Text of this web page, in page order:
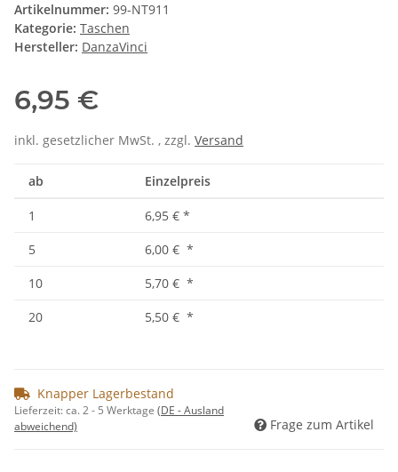
Artikelnummer: 99-NT911
Kategorie: Taschen
Hersteller: DanzaVinci
6,95 €
inkl. gesetzlicher MwSt. , zzgl. Versand
ab Einzelpreis
1 6,95 € *
5
6,00 € *
10
5,70 € *
20
5,50 € *
Knapper Lagerbestand
Lieferzeit:ca. 2 - 5 Werktage (DE - Ausland
abweichend)
Frage zum Artikel